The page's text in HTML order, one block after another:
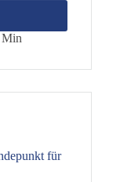
Min
für